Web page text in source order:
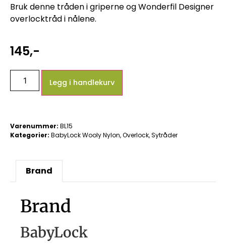
Bruk denne tråden i griperne og Wonderfil Designer
overlocktråd i nålene.
145,-
Legg i handlekurv
Varenummer: BL15
Kategorier: BabyLock Wooly Nylon,Overlock,Sytråder
Brand
Brand
BabyLock